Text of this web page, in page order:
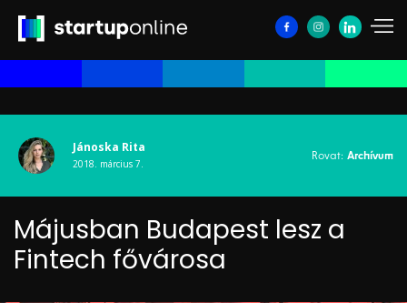
Jánoska Rita
2018. március 7.
Rovat: Archívum
Májusban Budapest lesz a
Fintech fővárosa